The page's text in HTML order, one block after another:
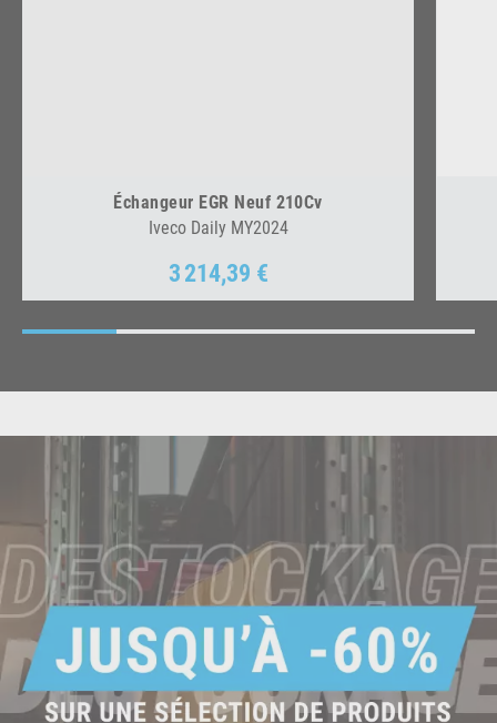
Échangeur EGR Neuf 210Cv
Iveco Daily MY2024
Prix
3 214,39 €